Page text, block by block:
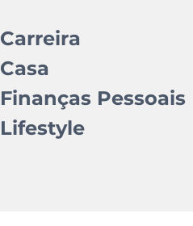
Carreira
Casa
Finanças Pessoais
Lifestyle